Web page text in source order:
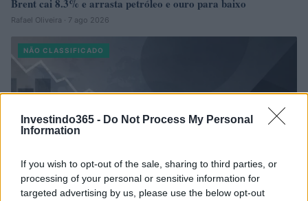
Investindo365 - Do Not Process My Personal
Information
If you wish to opt-out of the sale, sharing to third parties, or
processing of your personal or sensitive information for
targeted advertising by us, please use the below opt-out
Brent cai 8.3% e arrasta petróleo e ouro para baixo
Rafael Oliveira · 7 ago 2026
NÃO CLASSIFICADO